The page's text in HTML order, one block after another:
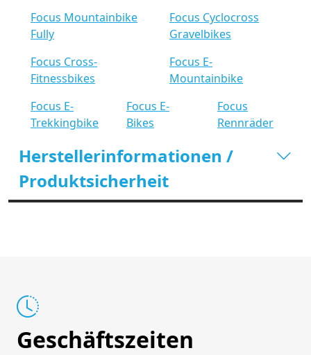
Focus Mountainbike
Fully
Focus Cyclocross
Gravelbikes
Focus Cross-
Fitnessbikes
Focus E-
Mountainbike
Focus E-
Trekkingbike
Focus E-
Bikes
Focus
Rennräder
Herstellerinformationen /
Produktsicherheit
Geschäftszeiten